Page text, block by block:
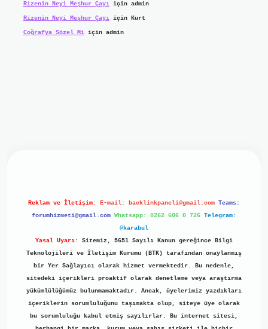
Rizenin Neyi Meşhur Çayıiçin admin
Rizenin Neyi Meşhur Çayıiçin Kurt
Coğrafya Sözel Miiçin admin
Reklam ve İletişim: E-mail: backlinkpaneli@gmail.com Teams:
forumhizmeti@gmail.com Whatsapp: 0262 606 0 726 Telegram:
@karabul
Yasal Uyarı:
Sitemiz, 5651 Sayılı Kanun gereğince Bilgi
Teknolojileri ve İletişim Kurumu (BTK) tarafından onaylanmış
bir Yer Sağlayıcı olarak hizmet vermektedir. Bu nedenle,
sitedeki içerikleri proaktif olarak denetleme veya araştırma
yükümlülüğümüz bulunmamaktadır. Ancak, üyelerimiz yazdıkları
içeriklerin sorumluluğunu taşımakta olup, siteye üye olarak
bu sorumluluğu kabul etmiş sayılırlar. Bu internet sitesi,